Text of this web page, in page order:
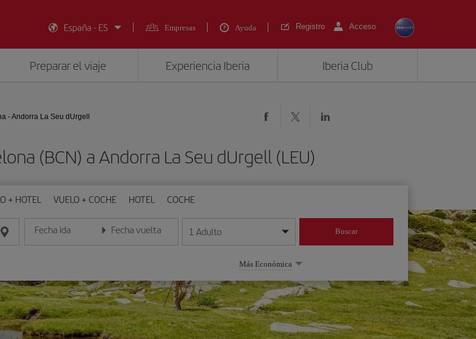
España - ES
Empresas Ayuda Registro Acceso
Preparar el viaje Experiencia Iberia Iberia Club
- Andorra La Seu dUrgell
(BCN) a Andorra La Seu dUrgell (LEU)
+ HOTEL VUELO + COCHE HOTEL COCHE
Fecha ida
Introduce la fecha en formato día/mes/año
Fecha vuelta
Introduce la fecha en formato día/mes/año
1 Adulto Buscar
Más Económica